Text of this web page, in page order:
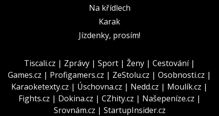
Na křídlech
Karak
Jízdenky, prosím!
Tiscali.cz | Zprávy | Sport | Ženy | Cestování|
Games.cz | Profigamers.cz | ZeStolu.cz | Osobnosti.cz |
Karaoketexty.cz | Úschovna.cz | Nedd.cz | Moulík.cz |
Fights.cz | Dokina.cz | CZhity.cz | Našepeníze.cz |
Srovnám.cz | StartupInsider.cz